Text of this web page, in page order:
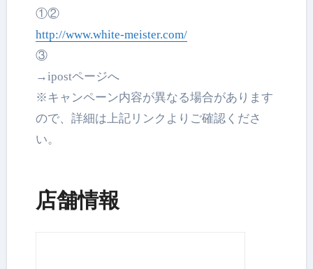
①②
http://www.white-meister.com/
③
→ipostページへ
※キャンペーン内容が異なる場合があります
ので、詳細は上記リンクよりご確認くださ
い。
店舗情報